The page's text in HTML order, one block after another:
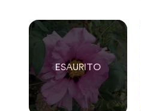
0
SOLO
0RIMASTE